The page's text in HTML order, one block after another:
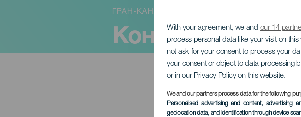
With your agreement, we and our 14
process personal data like your visit on
not ask for your consent to process your
your consent or object to data processing
or in our Privacy Policy on this website.
We and our partners process data for the following
Personalised advertising and content, advertising
geolocation data, and identification through device
Концерт Ди Ди
ГРАН-КАНАРИЯ